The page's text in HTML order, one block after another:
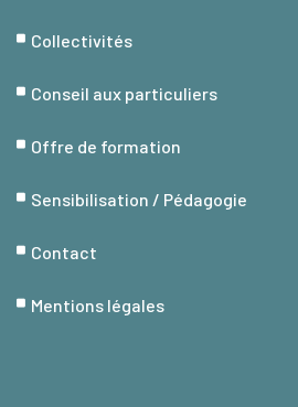
Collectivités
Conseil aux particuliers
Offre de formation
Sensibilisation / Pédagogie
Contact
Mentions légales